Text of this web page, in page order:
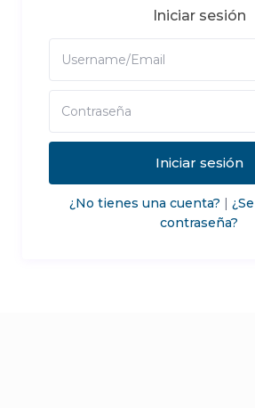
Iniciar sesión
Iniciar sesión
¿No tienes una cuenta? |
contraseña?